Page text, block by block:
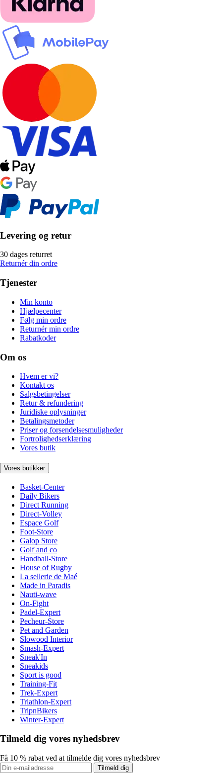
Levering og retur
30 dages returret
Returnér din ordre
Tjenester
Min konto
Hjælpecenter
Følg min ordre
Returnér min ordre
Rabatkoder
Om os
Hvem er vi?
Kontakt os
Salgsbetingelser
Retur & refundering
Juridiske oplysninger
Betalingsmetoder
Priser og forsendelsesmuligheder
Fortrolighedserklæring
Vores butik
Vores butikker
Basket-Center
Daily Bikers
Direct Running
Direct-Volley
Espace Golf
Foot-Store
Galop Store
Golf and co
Handball-Store
House of Rugby
La sellerie de Maé
Made in Paradis
Nauti-wave
On-Fight
Padel-Expert
Pecheur-Store
Pet and Garden
Slowood Interior
Smash-Expert
Sneak'In
Sneakids
Sport is good
Training-Fit
Trek-Expert
Triathlon-Expert
TripnBikers
Winter-Expert
Tilmeld dig vores nyhedsbrev
Få 10 % rabat ved at tilmelde dig vores nyhedsbrev
Tilmeld dig